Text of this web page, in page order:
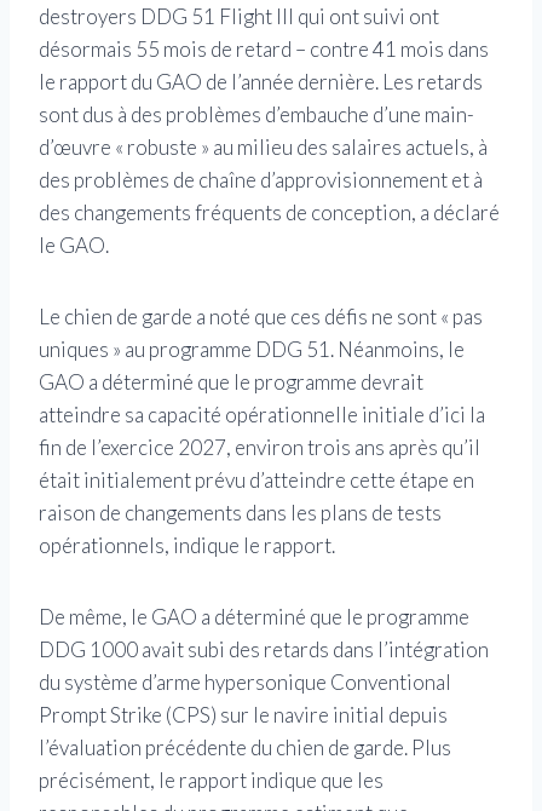
destroyers DDG 51 Flight III qui ont suivi ont
désormais 55 mois de retard – contre 41 mois dans
le rapport du GAO de l’année dernière. Les retards
sont dus à des problèmes d’embauche d’une main-
d’œuvre « robuste » au milieu des salaires actuels, à
des problèmes de chaîne d’approvisionnement et à
des changements fréquents de conception, a déclaré
le GAO.
Le chien de garde a noté que ces défis ne sont « pas
uniques » au programme DDG 51. Néanmoins, le
GAO a déterminé que le programme devrait
atteindre sa capacité opérationnelle initiale d’ici la
fin de l’exercice 2027, environ trois ans après qu’il
était initialement prévu d’atteindre cette étape en
raison de changements dans les plans de tests
opérationnels, indique le rapport.
De même, le GAO a déterminé que le programme
DDG 1000 avait subi des retards dans l’intégration
du système d’arme hypersonique Conventional
Prompt Strike (CPS) sur le navire initial depuis
l’évaluation précédente du chien de garde. Plus
précisément, le rapport indique que les